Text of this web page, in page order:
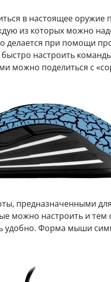
в настоящее оружие
из которых можно
делается при помощи
настроить
можно поделиться с
предназначенными
можно настроить и
удобно. Форма мыши